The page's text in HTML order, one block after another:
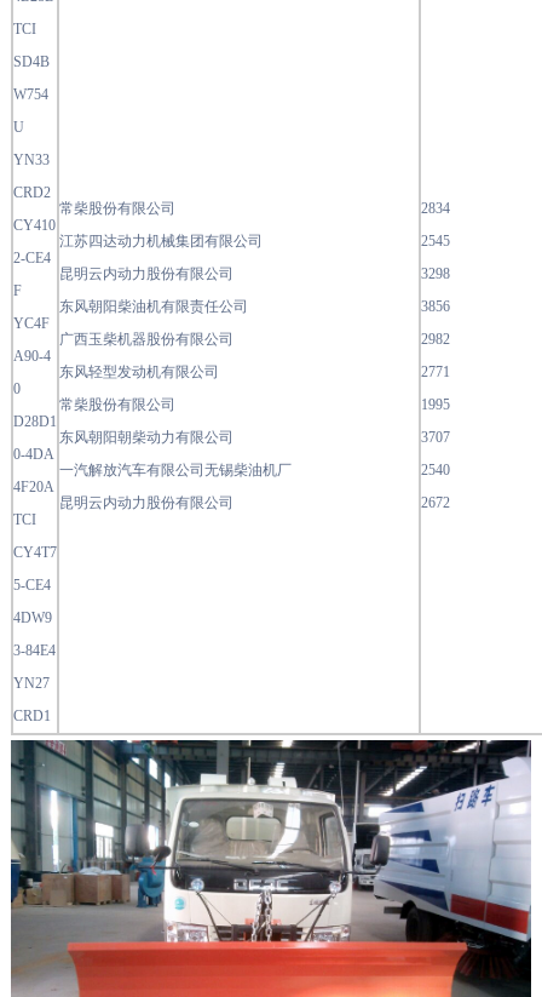
TCI
SD4B
W754
U
YN33
CRD2
CY410
2-CE4
F
YC4F
A90-4
0
D28D1
0-4DA
4F20A
TCI
CY4T7
5-CE4
4DW9
3-84E4
YN27
CRD1
常柴股份有限公司
江苏四达动力机械集团有限公司
昆明云内动力股份有限公司
东风朝阳柴油机有限责任公司
广西玉柴机器股份有限公司
东风轻型发动机有限公司
常柴股份有限公司
东风朝阳朝柴动力有限公司
一汽解放汽车有限公司无锡柴油机厂
昆明云内动力股份有限公司
2834
2545
3298
3856
2982
2771
1995
3707
2540
2672